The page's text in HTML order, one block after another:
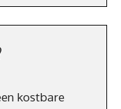
kostbare